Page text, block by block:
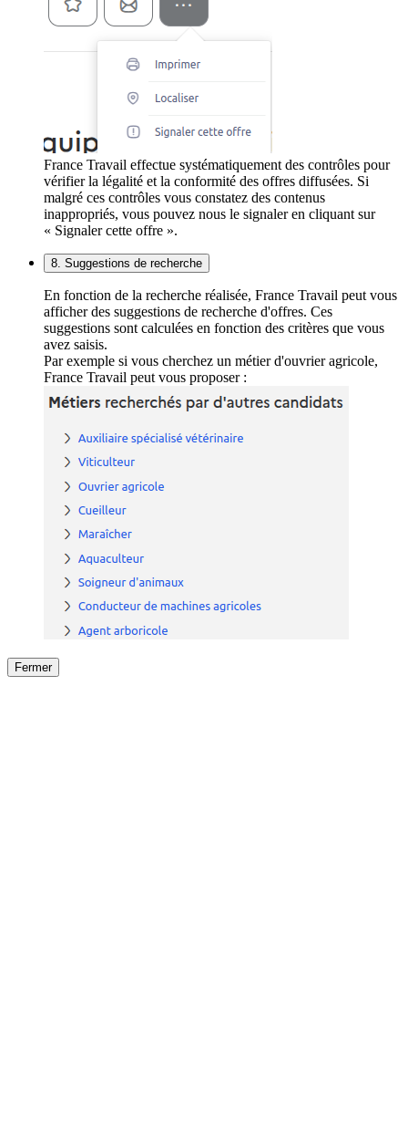
France Travail effectue systématiquement des contrôles pour
vérifier la légalité et la conformité des offres diffusées. Si
malgré ces contrôles vous constatez des contenus
inappropriés, vous pouvez nous le signaler en cliquant sur
« Signaler cette offre ».
8. Suggestions de recherche
En fonction de la recherche réalisée, France Travail peut vous
afficher des suggestions de recherche d'offres. Ces
suggestions sont calculées en fonction des critères que vous
avez saisis.
Par exemple si vous cherchez un métier d'ouvrier agricole,
France Travail peut vous proposer :
Fermer